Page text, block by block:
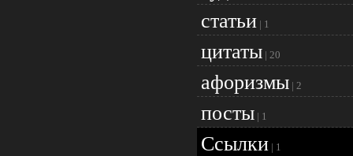
статьи | 1
цитаты | 20
афоризмы | 2
посты | 1
Ссылки | 1